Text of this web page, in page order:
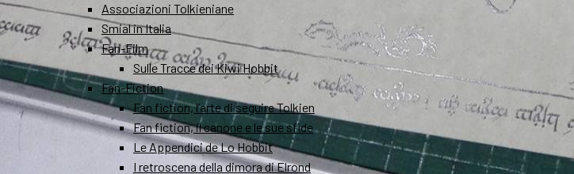
Associazioni Tolkieniane
Smial in Italia
Fan-Film
Sulle Tracce dei Kiwi Hobbit
Fan-Fiction
Fan fiction, l’arte di seguire Tolkien
Fan fiction, il canone e le sue sfide
Le Appendici de Lo Hobbit
I retroscena della dimora di Elrond